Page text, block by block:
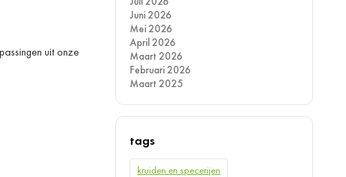
uit onze
Juni 2026
Mei 2026
April 2026
Maart 2026
Februari 2026
Maart 2025
tags
kruiden en specerijen